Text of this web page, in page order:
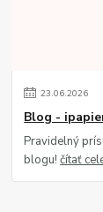
23.06.2026
Blog -
Pravidelný
blogu!čítať